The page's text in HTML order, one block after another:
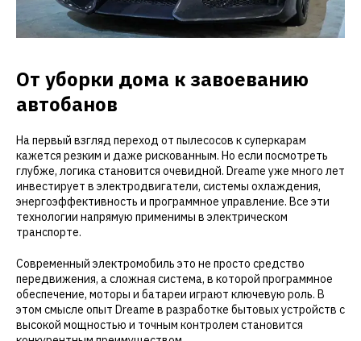
От уборки дома к завоеванию
автобанов
На первый взгляд переход от пылесосов к суперкарам
кажется резким и даже рискованным. Но если посмотреть
глубже, логика становится очевидной. Dreame уже много лет
инвестирует в электродвигатели, системы охлаждения,
энергоэффективность и программное управление. Все эти
технологии напрямую применимы в электрическом
транспорте.
Современный электромобиль это не просто средство
передвижения, а сложная система, в которой программное
обеспечение, моторы и батареи играют ключевую роль. В
этом смысле опыт Dreame в разработке бытовых устройств с
высокой мощностью и точным контролем становится